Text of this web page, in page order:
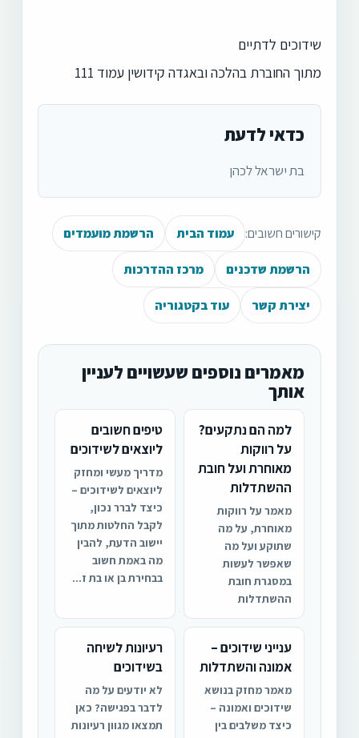
שידוכים לדתיים
מתוך החוברת בהלכה ובאגדה קידושין עמוד 111
כדאי לדעת
בת ישראל לכהן
קישורים חשובים: עמוד הבית הרשמת מועמדים
הרשמת שדכנים מרכז ההדרכות
יצירת קשר עוד בקטגוריה
מאמרים נוספים שעשויים לעניין
אותך
למה הם נתקעים?
על רווקות
מאוחרת ועל חובת
ההשתדלות
מאמר על רווקות
מאוחרת, על מה
שתוקע ועל מה
שאפשר לעשות
במסגרת חובת
ההשתדלות
טיפים חשובים
ליוצאים לשידוכים
מדריך מעשי ומחזק
ליוצאים לשידוכים –
כיצד לברר נכון,
לקבל החלטות מתוך
יישוב הדעת, להבין
מה באמת חשוב
בבחירת בן או בת ז...
ענייני שידוכים –
אמונה והשתדלות
מאמר מחזק בנושא
שידוכים ואמונה –
כיצד משלבים בין
רעיונות לשיחה
בשידוכים
לא יודעים על מה
לדבר בפגישה? כאן
תמצאו מגוון רעיונות